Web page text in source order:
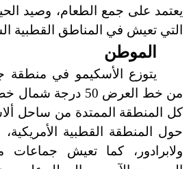
يعتمد على جمع الطعام، وصيد
التي تعيش في المناطق القطبية
الموطن
يتوزع الأسكيمو في منطقة
من خط العرض 50
كل المنطقة الممتدة من ساحل
حول المنطقة القطبية الأمريكية،
ولابرادور، كما تعيش